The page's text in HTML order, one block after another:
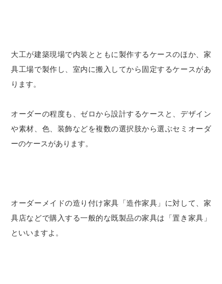
大工が建築現場で内装とともに製作するケースのほか、家
具工場で製作し、室内に搬入してから固定するケースがあ
ります。
オーダーの程度も、ゼロから設計するケースと、デザイン
や素材、色、装飾などを複数の選択肢から選ぶセミオーダ
ーのケースがあります。
オーダーメイドの造り付け家具「造作家具」に対して、家
具店などで購入する一般的な既製品の家具は「置き家具」
といいますよ。